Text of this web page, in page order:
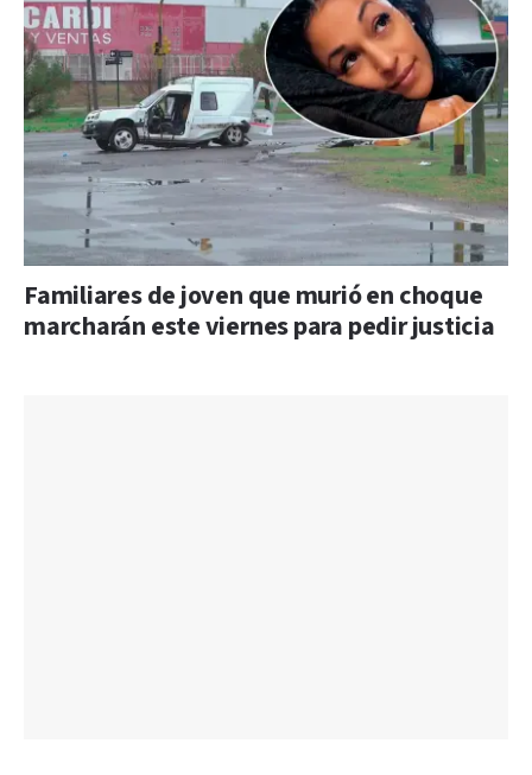
Familiares de joven que murió en choque
marcharán este viernes para pedir justicia